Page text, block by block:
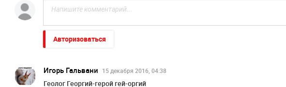
Авторизоваться
Игорь Гальвани 15 декабря 2016, 04:38
Геолог Георгий-герой гей-оргий